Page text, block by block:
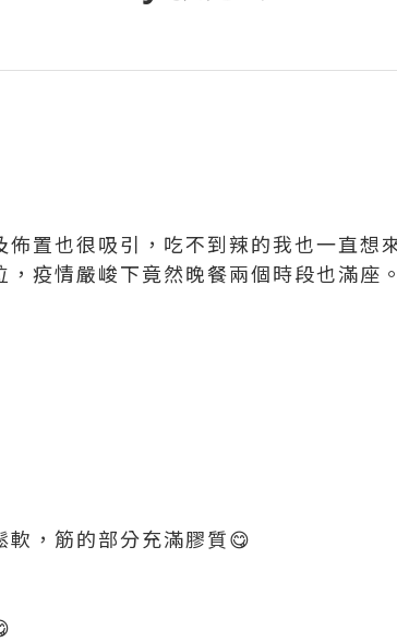
置也很吸引，吃不到辣的我也一直想
疫情嚴峻下竟然晚餐兩個時段也滿座。
，筋的部分充滿膠質😋